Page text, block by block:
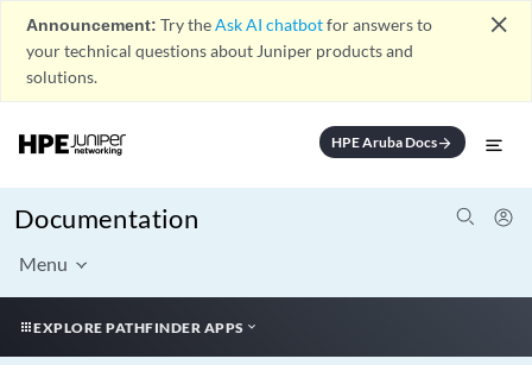
Announcement: Try theAsk AI chatbotfor answers to
your technical questions about Juniper products and
solutions.
close
HPE Aruba Docsarrow_forward
Documentation
Menu
EXPLORE PATHFINDER APPS